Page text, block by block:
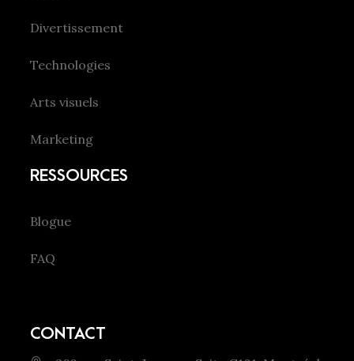
Divertissement
Technologies
Arts visuels
Marketing
RESSOURCES
Blogue
FAQ
CONTACT